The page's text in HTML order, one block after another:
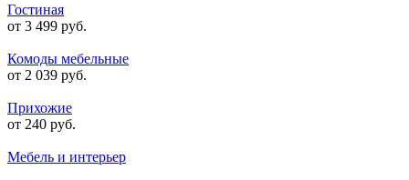
Гостиная
от 3 499 руб.
Комоды мебельные
от 2 039 руб.
Прихожие
от 240 руб.
Мебель и интерьер